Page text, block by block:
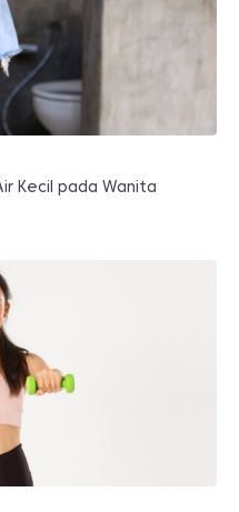
Kecil pada Wanita